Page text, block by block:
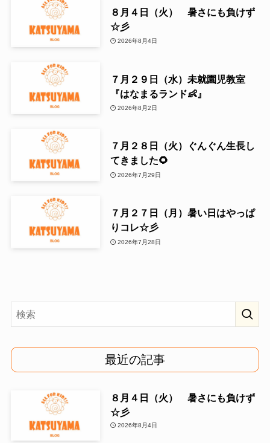
８月４日（火） 暑さにも負けず
☆彡
2026年8月4日
７月２９日（水）未就園児教室
『はなまるランド👶』
2026年8月2日
７月２８日（火）ぐんぐん生長し
てきました🌻
2026年7月29日
７月２７日（月）暑い日はやっぱ
りコレ☆彡
2026年7月28日
最近の記事
８月４日（火） 暑さにも負けず
☆彡
2026年8月4日